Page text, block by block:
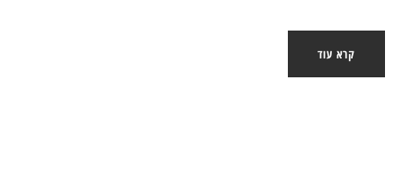
קרא עוד